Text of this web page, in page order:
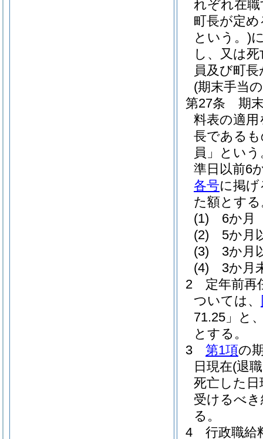
れぞれ在
町長が定め
という。)
し、又は
員及び町
(期末手当
第27条
期
料表の適
長である
員」という
準日以前6
各号に掲
た額とす
(1)
6か月
(2)
5か月
(3)
3か月
(4)
3か月
2
定年前再
ついては、
71.25」と
とする。
3
第1項の
日現在(退
死亡した日
受けるべ
る。
4
行政職給